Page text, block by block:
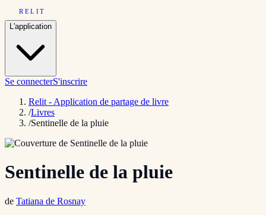
RELIT
L'application
Se connecterS'inscrire
Relit - Application de partage de livre
/Livres
/Sentinelle de la pluie
Sentinelle de la pluie
de Tatiana de Rosnay